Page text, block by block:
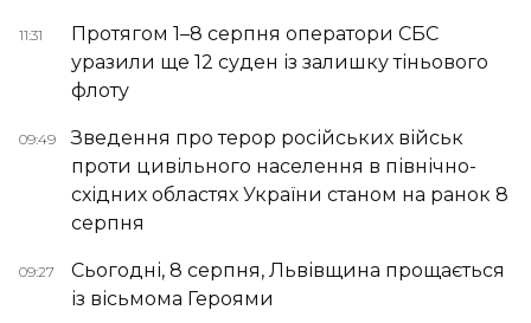
11:31
Протягом 1–8 серпня оператори СБС
уразили ще 12 суден із залишку тіньового
флоту
09:49
Зведення про терор російських військ
проти цивільного населення в північно-
східних областях України станом на ранок 8
серпня
09:27
Сьогодні, 8 серпня, Львівщина прощається
із вісьмома Героями